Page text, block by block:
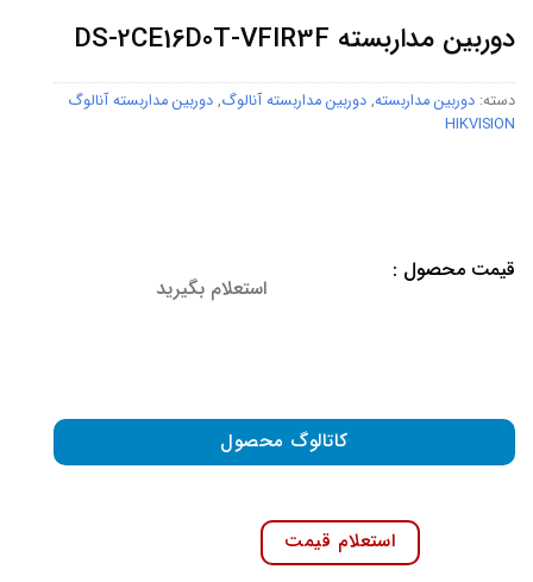
دوربین مداربسته DS-2CE16D0T-VFIR3F
دسته: دوربین مداربسته, دوربین مداربسته آنالوگ, دوربین مداربسته آنالوگ
HIKVISION
قیمت محصول :
استعلام بگیرید
کاتالوگ محصول
استعلام قیمت